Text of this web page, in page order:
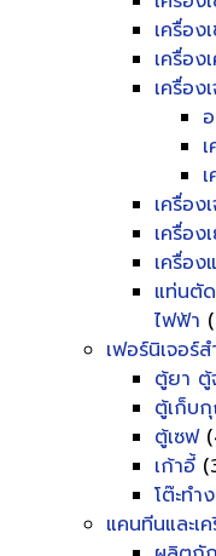
เครื่อง
เครื่อ
เครื่อง
เครื่อง
เครื่อง
เครื่อ
แท่นตั
ไฟฟ้า
เฟอร์นิเจอร์
ตู้ยา ตู้
ตู้เก็บ
ตู้เซฟ
เก้าอี้
โต๊ะทำ
แคนทีนและเ